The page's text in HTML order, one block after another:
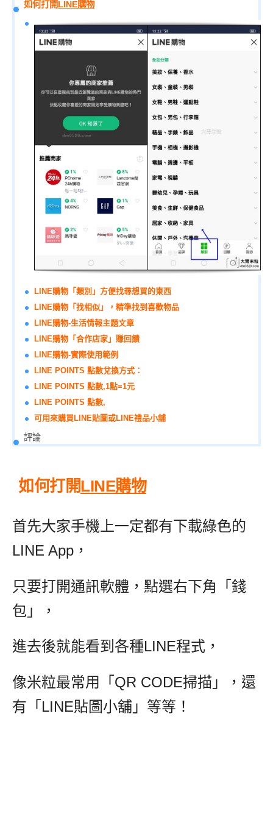
如何打開LINE購物
LINE購物「類別」方便找尋想買的東西
LINE購物「找相似」，精準找到喜歡物品
LINE購物-生活情報主題文章
LINE購物「合作店家」賺回饋
LINE購物-實際使用範例
LINE POINTS 點數兌換方式：
LINE POINTS 點數,1點=1元
LINE POINTS 點數,
可用來購買LINE貼圖或LINE禮品小舖
評論
如何打開LINE購物
首先大家手機上一定都有下載綠色的
LINE App，
只要打開通訊軟體，點選右下角「錢
包」，
進去後就能看到各種LINE程式，
像米粒最常用「QR CODE掃描」，還
有「LINE貼圖小舖」等等！